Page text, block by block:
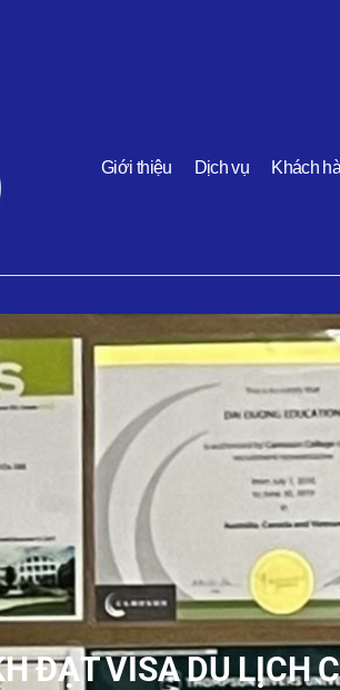
Giới thiệu Dịch vụ Khách
ĐẠT VISA DU LỊCH